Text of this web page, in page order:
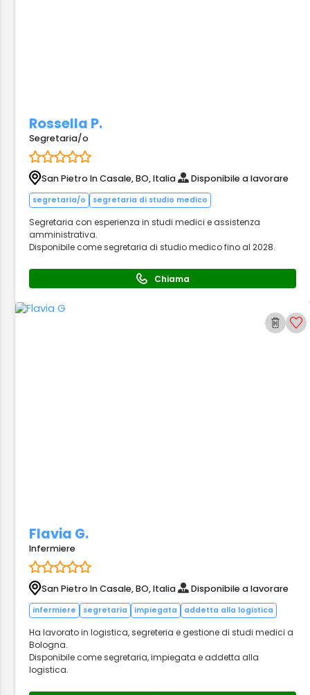
Rossella P.
Segretaria/o
San Pietro In Casale, BO, Italia Disponibile a lavorare
segretaria/o segretaria di studio medico
Segretaria con esperienza in studi medici e assistenza
amministrativa.
Disponibile come segretaria di studio medico fino al 2028.
Chiama
Flavia G.
Infermiere
San Pietro In Casale, BO, Italia Disponibile a lavorare
infermiere segretaria impiegata addetta alla logistica
Ha lavorato in logistica, segreteria e gestione di studi medici a
Bologna.
Disponibile come segretaria, impiegata e addetta alla
logistica.